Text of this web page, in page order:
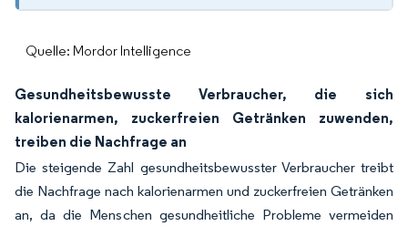
Quelle: Mordor Intelligence
Gesundheitsbewusste Verbraucher, die sich
kalorienarmen, zuckerfreien Getränken zuwenden,
treiben die Nachfrage an
Die steigende Zahl gesundheitsbewusster Verbraucher treibt
die Nachfrage nach kalorienarmen und zuckerfreien Getränken
an, da die Menschen gesundheitliche Probleme vermeiden